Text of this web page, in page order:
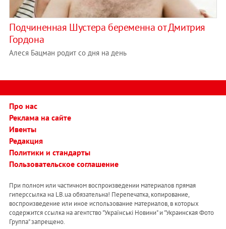
Подчиненная Шустера беременна от Дмитрия
Гордона
Алеся Бацман родит со дня на день
Про нас
Реклама на сайте
Ивенты
Редакция
Политики и стандарты
Пользовательское соглашение
При полном или частичном воспроизведении материалов прямая
гиперссылка на LB.ua обязательна! Перепечатка, копирование,
воспроизведение или иное использование материалов, в которых
содержится ссылка на агентство "Українськi Новини" и "Украинская Фото
Группа" запрещено.